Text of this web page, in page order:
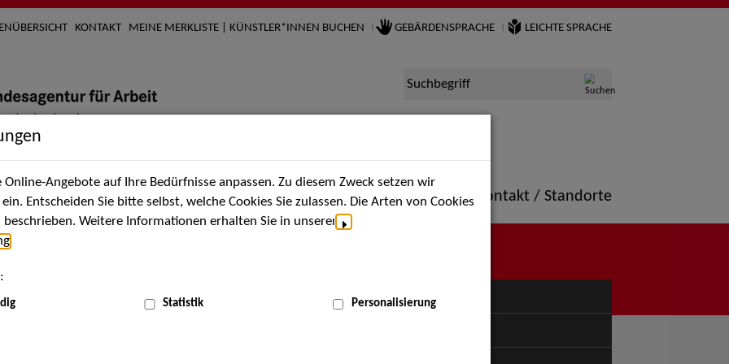
KONTAKT MEINE MERKLISTE | KÜNSTLER*INNEN BUCHEN GEBÄRDENSPRACHE LEICHTE SPRACHE
Suchbegriff
Künstler*innen Über uns Aktuelles Termine Portfolio Kontakt / Standorte
MENÜ
Angebote auf Ihre Bedürfnisse anpassen. Zu diesem Zweck setzen wir
Entscheiden Sie bitte selbst, welche Cookies Sie zulassen. Die Arten von Cookies
Weitere Informationen erhalten Sie in unserer
Statistik Personalisierung